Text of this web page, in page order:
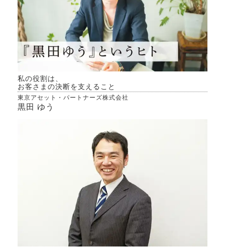
私の役割は、
お客さまの決断を支えること
東京アセット・パートナーズ株式会社
黒田 ゆう